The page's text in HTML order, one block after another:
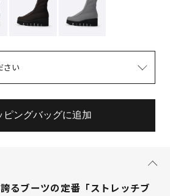
さい
ピングバッグに追加
るブーツの定番「ストレッチブ